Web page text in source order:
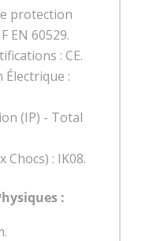
protection
EN 60529.
: CE.
Électrique :
(IP) - Total
Chocs) : IK08.
: